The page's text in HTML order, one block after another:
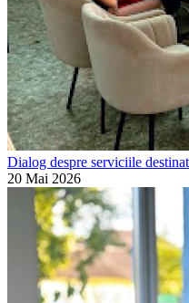
Dialog despre serviciile
20 Mai 2026